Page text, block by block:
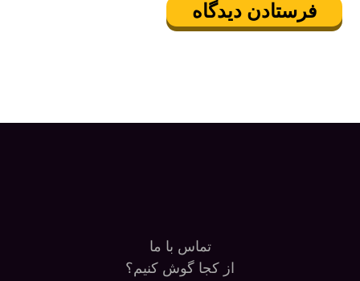
فرستادن دیدگاه
تماس با ما
از کجا گوش کنیم؟